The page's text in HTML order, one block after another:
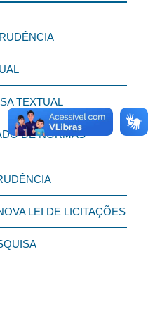
TEXTUAL
DE NORMAS
LEI DE LICITAÇÕES